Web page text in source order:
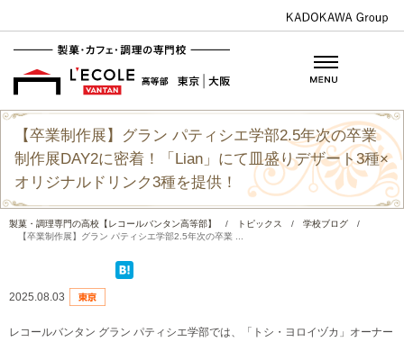
【卒業制作展】グラン パティシエ学部2.5年次の卒業
制作展DAY2に密着！「Lian」にて皿盛りデザート3種×
オリジナルドリンク3種を提供！
製菓・調理専門の高校【レコールバンタン高等部】 / トピックス / 学校ブログ
/
【卒業制作展】グラン パティシエ学部2.5年次の卒業 ...
2025.08.03
レコールバンタン グラン パティシエ学部では、「トシ・ヨロイヅカ」オーナー